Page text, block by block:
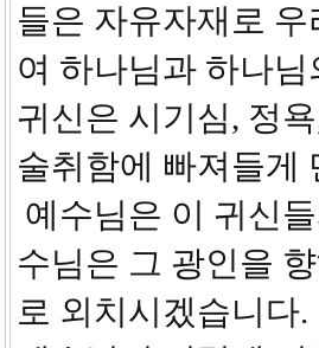
들은 자유자재로
여 하나님과 하나
귀신은 시기심, 정
술취함에 빠져들게
예수님은 이 귀신
수님은 그 광인을
로 외치시겠습니다